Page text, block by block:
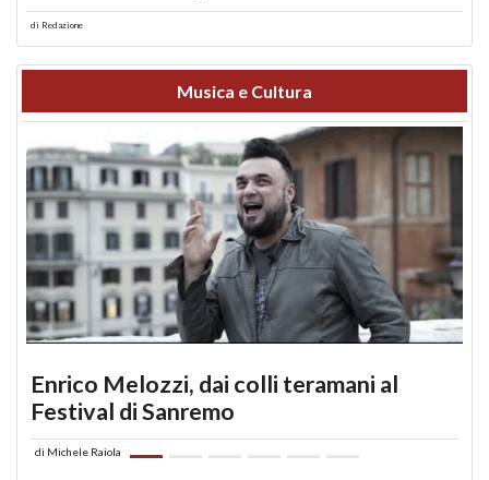
di Redazione
Musica e Cultura
Enrico Melozzi, dai colli teramani al
Festival di Sanremo
di Michele Raiola